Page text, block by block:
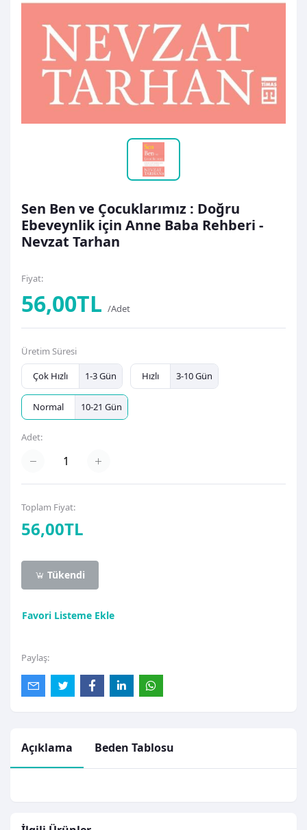
Sen Ben ve Çocuklarımız : Doğru
Ebeveynlik için Anne Baba Rehberi -
Nevzat Tarhan
Fiyat:
56,00TL /Adet
Üretim Süresi
Çok Hızlı
1-3 Gün Hızlı 3-10 Gün
Normal 10-21 Gün
Adet:
Toplam Fiyat:
56,00TL
Tükendi
Favori Listeme Ekle
Paylaş:
Açıklama Beden Tablosu